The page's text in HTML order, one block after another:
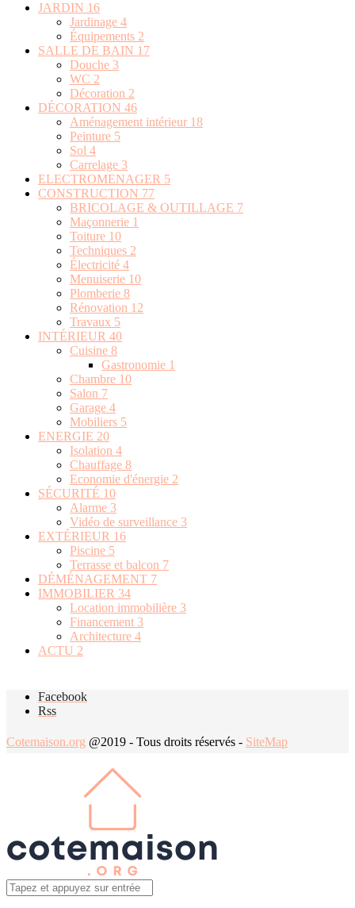
JARDIN 16
Jardinage 4
Équipements 2
SALLE DE BAIN 17
Douche 3
WC 2
Décoration 2
DÉCORATION 46
Aménagement intérieur 18
Peinture 5
Sol 4
Carrelage 3
ELECTROMENAGER 5
CONSTRUCTION 77
BRICOLAGE & OUTILLAGE 7
Maçonnerie 1
Toiture 10
Techniques 2
Électricité 4
Menuiserie 10
Plomberie 8
Rénovation 12
Travaux 5
INTÉRIEUR 40
Cuisine 8
Gastronomie 1
Chambre 10
Salon 7
Garage 4
Mobiliers 5
ENERGIE 20
Isolation 4
Chauffage 8
Economie d'énergie 2
SÉCURITÉ 10
Alarme 3
Vidéo de surveillance 3
EXTÉRIEUR 16
Piscine 5
Terrasse et balcon 7
DÉMÉNAGEMENT 7
IMMOBILIER 34
Location immobilière 3
Financement 3
Architecture 4
ACTU 2
Facebook
Rss
Cotemaison.org @2019 - Tous droits réservés - SiteMap